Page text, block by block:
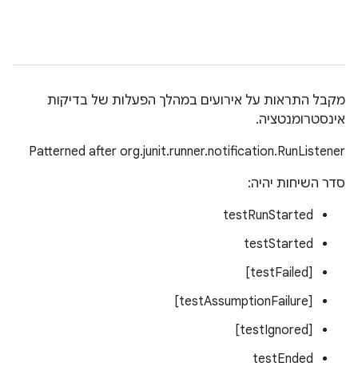
מקבל התראות על אירועים במהלך הפעלות של בדיקות
אינסטרומנטציה.
Patterned after org.junit.runner.notification.RunListener
סדר השיחות יהיה:
testRunStarted
testStarted
[testFailed]
[testAssumptionFailure]
[testIgnored]
testEnded